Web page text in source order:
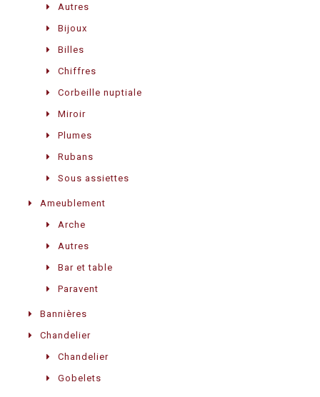
Autres
Bijoux
Billes
Chiffres
Corbeille nuptiale
Miroir
Plumes
Rubans
Sous assiettes
Ameublement
Arche
Autres
Bar et table
Paravent
Bannières
Chandelier
Chandelier
Gobelets